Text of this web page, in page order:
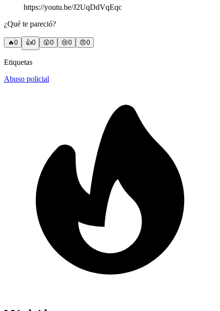
https://youtu.be/J2UqDdVqEqc
¿Qué te pareció?
🔥0 👍0 😲0 😢0 😠0
Etiquetas
Abuso policial